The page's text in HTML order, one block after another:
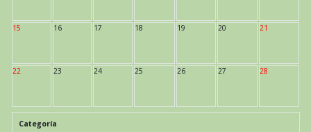
15 16 17 18 19 20 21
22 23 24 25 26 27 28
Categoría